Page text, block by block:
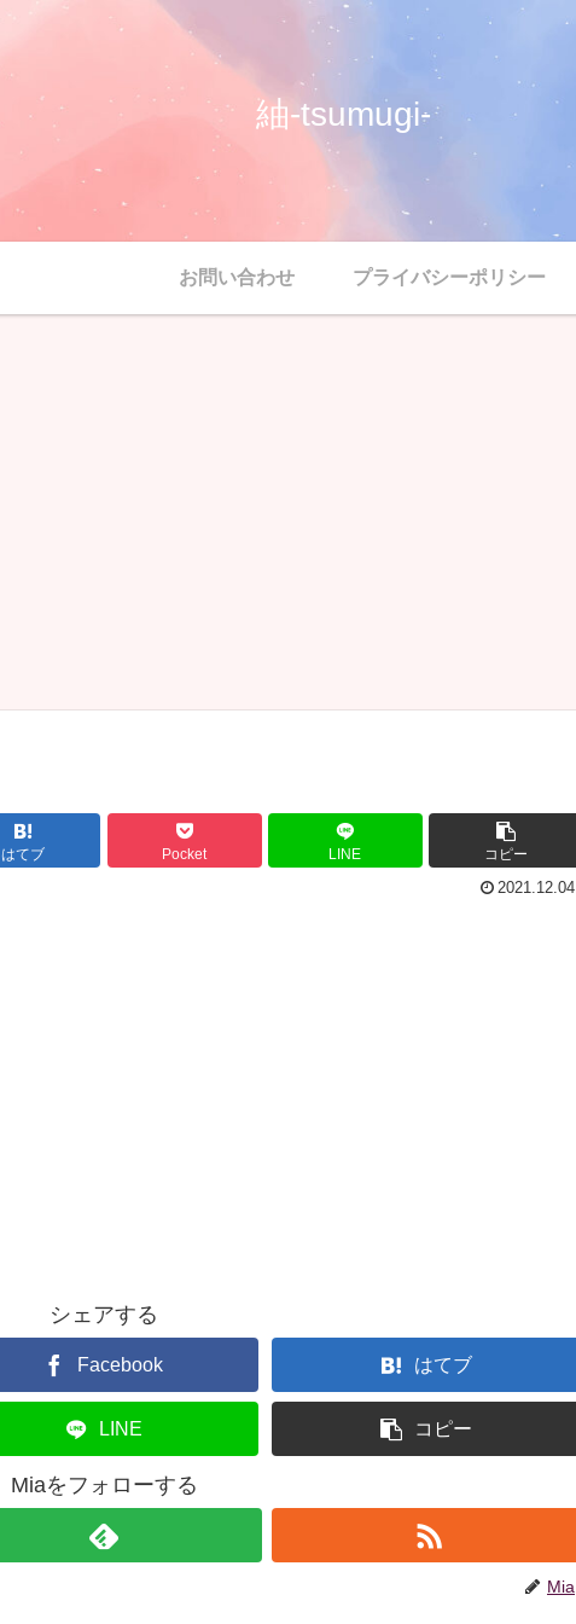
紬-tsumugi-
お問い合わせ プライバシーポリシー
はてブ Pocket LINE コピー
2021.12.04
シェアする
Facebook はてブ
LINE コピー
Miaをフォローする
Mia